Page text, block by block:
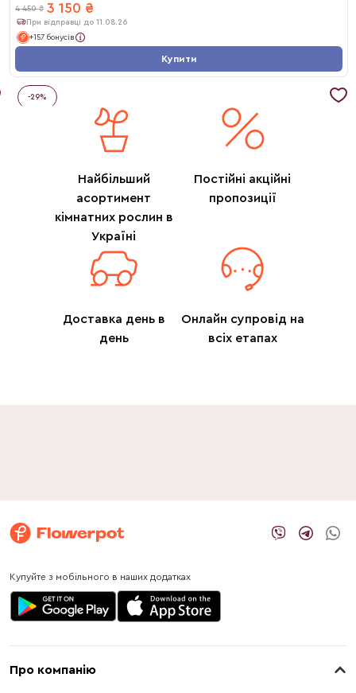
4 450 ₴ 3 150 ₴
При відправці до 11.08.26
+157 бонусів
Купити
-29%
Найбільший
асортимент
кімнатних рослин в
Україні
Постійні акційні
пропозиції
Доставка день в
день
Онлайн супровід на
всіх етапах
Купуйте з мобільного в наших додатках
Про компанію